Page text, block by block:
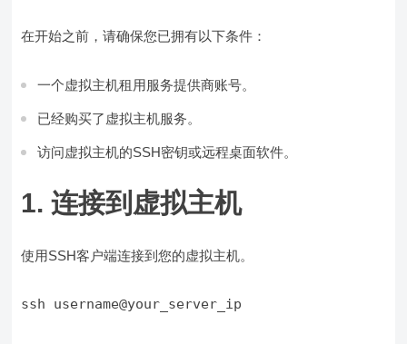
在开始之前，请确保您已拥有以下条件：
一个虚拟主机租用服务提供商账号。
已经购买了虚拟主机服务。
访问虚拟主机的SSH密钥或远程桌面软件。
1. 连接到虚拟主机
使用SSH客户端连接到您的虚拟主机。
ssh username@your_server_ip